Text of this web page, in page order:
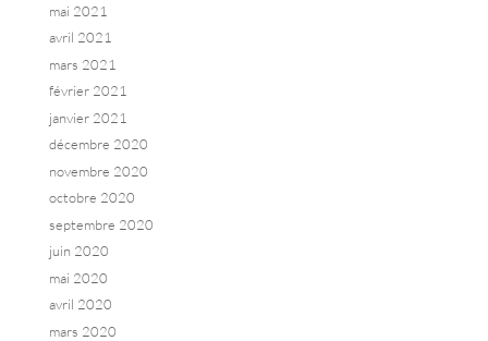
mai 2021
avril 2021
mars 2021
février 2021
janvier 2021
décembre 2020
novembre 2020
octobre 2020
septembre 2020
juin 2020
mai 2020
avril 2020
mars 2020